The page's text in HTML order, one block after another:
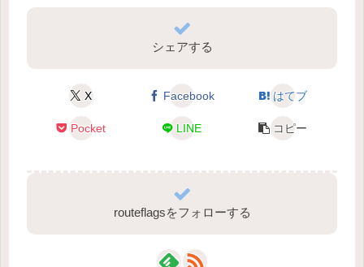
シェアする
X Facebook はてブ
Pocket LINE コピー
routeflagsをフォローする